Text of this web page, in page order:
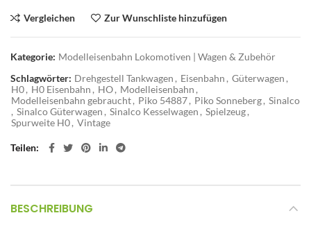
Vergleichen Zur Wunschliste hinzufügen
Kategorie: Modelleisenbahn Lokomotiven | Wagen & Zubehör
Schlagwörter: Drehgestell Tankwagen , Eisenbahn , Güterwagen ,
H0, H0 Eisenbahn , HO, Modelleisenbahn ,
Modelleisenbahn gebraucht, Piko 54887, Piko Sonneberg, Sinalco
, Sinalco Güterwagen , Sinalco Kesselwagen , Spielzeug,
Spurweite H0, Vintage
Teilen
BESCHREIBUNG